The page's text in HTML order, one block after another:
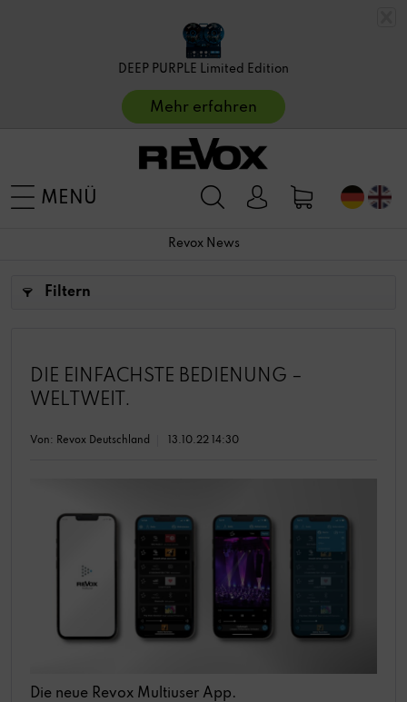
DEEP PURPLE Limited Edition
Mehr erfahren
MENÜ
Revox News
Filtern
DIE EINFACHSTE BEDIENUNG –
WELTWEIT.
Von: Revox Deutschland 13.10.22 14:30
Die neue Revox Multiuser App.